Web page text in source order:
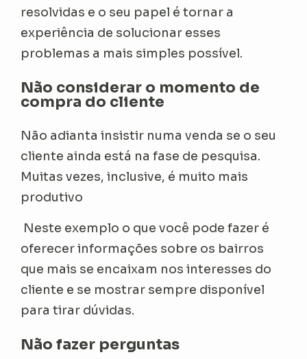
resolvidas e o seu papel é tornar a
experiência de solucionar esses
problemas a mais simples possível.
Não considerar o momento de
compra do cliente
Não adianta insistir numa venda se o seu
cliente ainda está na fase de pesquisa.
Muitas vezes, inclusive, é muito mais
produtivo
Neste exemplo o que você pode fazer é
oferecer informações sobre os bairros
que mais se encaixam nos interesses do
cliente e se mostrar sempre disponível
para tirar dúvidas.
Não fazer perguntas